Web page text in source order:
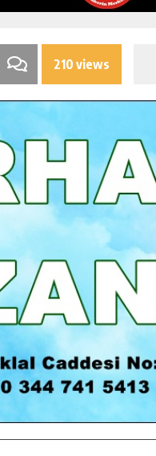
210 views
AKIŞI
KUR’AN KURSU
GEZISI.